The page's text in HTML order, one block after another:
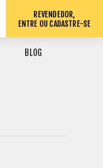
REVENDEDOR,
ENTRE OU CADASTRE-SE
BLOG